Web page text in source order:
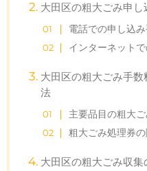
大田区の粗大ごみ申し
電話での申し込
インターネット
大田区の粗大ごみ手
法
主要品目の粗大
粗大ごみ処理券
大田区の粗大ごみ収集